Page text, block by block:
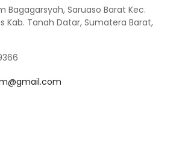
Bagagarsyah, Saruaso Barat Kec.
Kab. Tanah Datar, Sumatera Barat,